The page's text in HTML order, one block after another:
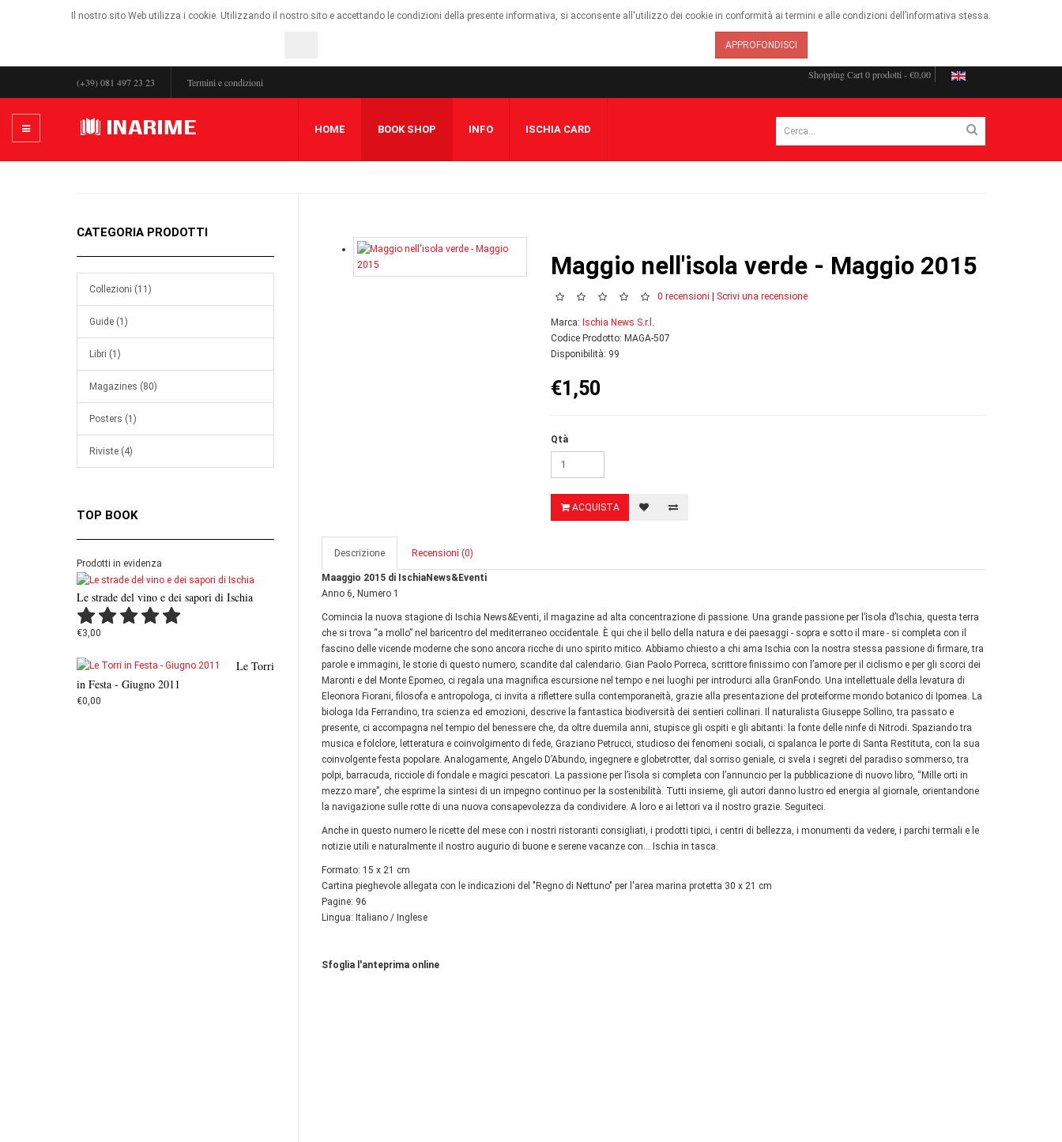
Il nostro sito Web utilizza i cookie. Utilizzando il nostro sito e accettando le condizioni della presente informativa, si acconsente all'utilizzo dei cookie in conformità ai termini e alle condizioni dell’informativa stessa.
APPROFONDISCI
(+39) 081 497 23 23 Termini e condizioni
Shopping Cart0 prodotti - €0,00
HOME BOOK SHOP INFO ISCHIA CARD
Maggio nell'isola verde - Maggio 2015
0 recensioni Scrivi una recensione
Marca: Ischia News S.r.l.
Codice Prodotto: MAGA-507
Disponibilità: 99
€1,50
Qtà
ACQUISTA
Descrizione Recensioni (0)
Maaggio 2015 di IschiaNews&Eventi
Anno 6, Numero 1
Comincia la nuova stagione di Ischia News&Eventi, il magazine ad alta concentrazione di passione. Una grande passione per l’isola d’Ischia, questa terra
che si trova “a mollo” nel baricentro del mediterraneo occidentale. È qui che il bello della natura e dei paesaggi - sopra e sotto il mare - si completa con il
fascino delle vicende moderne che sono ancora ricche di uno spirito mitico. Abbiamo chiesto a chi ama Ischia con la nostra stessa passione di firmare, tra
parole e immagini, le storie di questo numero, scandite dal calendario. Gian Paolo Porreca, scrittore finissimo con l’amore per il ciclismo e per gli scorci dei
Maronti e del Monte Epomeo, ci regala una magnifica escursione nel tempo e nei luoghi per introdurci alla GranFondo. Una intellettuale della levatura di
Eleonora Fiorani, filosofa e antropologa, ci invita a riflettere sulla contemporaneità, grazie alla presentazione del proteiforme mondo botanico di Ipomea. La
biologa Ida Ferrandino, tra scienza ed emozioni, descrive la fantastica biodiversità dei sentieri collinari. Il naturalista Giuseppe Sollino, tra passato e
presente, ci accompagna nel tempio del benessere che, da oltre duemila anni, stupisce gli ospiti e gli abitanti: la fonte delle ninfe di Nitrodi. Spaziando tra
musica e folclore, letteratura e coinvolgimento di fede, Graziano Petrucci, studioso dei fenomeni sociali, ci spalanca le porte di Santa Restituta, con la sua
coinvolgente festa popolare. Analogamente, Angelo D’Abundo, ingegnere e globetrotter, dal sorriso geniale, ci svela i segreti del paradiso sommerso, tra
polpi, barracuda, ricciole di fondale e magici pescatori. La passione per l’isola si completa con l’annuncio per la pubblicazione di nuovo libro, “Mille orti in
mezzo mare”, che esprime la sintesi di un impegno continuo per la sostenibilità. Tutti insieme, gli autori danno lustro ed energia al giornale, orientandone
la navigazione sulle rotte di una nuova consapevolezza da condividere. A loro e ai lettori va il nostro grazie. Seguiteci.
Anche in questo numero le ricette del mese con i nostri ristoranti consigliati, i prodotti tipici, i centri di bellezza, i monumenti da vedere, i parchi termali e le
notizie utili e naturalmente il nostro augurio di buone e serene vacanze con… Ischia in tasca.
Formato: 15 x 21 cm
Cartina pieghevole allegata con le indicazioni del "Regno di Nettuno" per l'area marina protetta 30 x 21 cm
Pagine: 96
Lingua: Italiano / Inglese
Sfoglia l'anteprima online
CATEGORIA PRODOTTI
Collezioni (11)
Guide (1)
Libri (1)
Magazines (80)
Posters (1)
Riviste (4)
TOP BOOK
Prodotti in evidenza
Le strade del vino e dei sapori di Ischia
€3,00
Le Torri
in Festa - Giugno 2011
€0,00